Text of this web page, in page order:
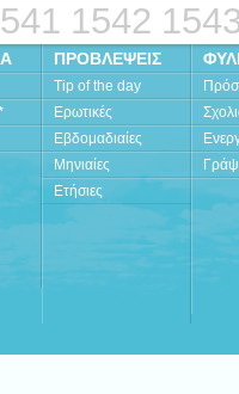
1542
ΠΡΟΒΛΕΨΕΙΣ
Tip of the day
Ερωτικές
Εβδομαδιαίες
Μηνιαίες
Ετήσιες